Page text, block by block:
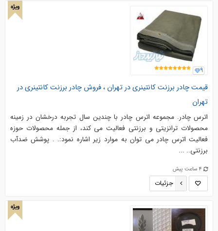
ویژه
9
قیمت چادر برزنت کانتینری در تهران ، فروش چادر برزنت کانتینری در
تهران
اترس چادر. مجموعه اترس چادر با چندین سال تجربه درخشان در زمینه
محصولات ترانزیتی و برزنتی فعالیت می کند، از جمله محصولات حوزه
فعالیت اترس چادر می توان به موارد زیر اشاره نمود:. . پوشش ضدآب
برزنتی.. ...
4 ساعت پیش
جزئیات
ویژه